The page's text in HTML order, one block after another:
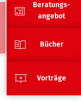
Beratungs-
angebot
Bücher
Vorträge